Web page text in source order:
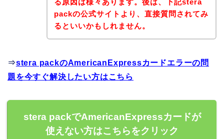
る原因は様々あります。後は、下記stera
packの公式サイトより、直接質問されてみ
るといいかもしれません。
⇒stera packのAmericanExpressカードエラーの問
題を今すぐ解決したい方はこちら
stera packでAmericanExpressカードが
使えない方はこちらをクリック